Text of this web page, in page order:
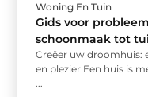
Woning En Tuin
Gids voor
schoonmaak tot
Creëer uw droomhuis:
en plezier Een huis is
...